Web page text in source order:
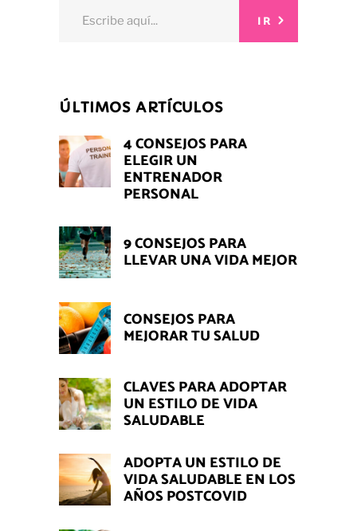
IR
ÚLTIMOS ARTÍCULOS
4 CONSEJOS PARA
ELEGIR UN
ENTRENADOR
PERSONAL
9 CONSEJOS PARA
LLEVAR UNA VIDA MEJOR
CONSEJOS PARA
MEJORAR TU SALUD
CLAVES PARA ADOPTAR
UN ESTILO DE VIDA
SALUDABLE
ADOPTA UN ESTILO DE
VIDA SALUDABLE EN LOS
AÑOS POSTCOVID